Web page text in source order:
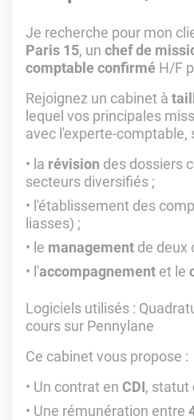
Je recherche pour mon
Paris 15, un chef de
comptable confirmé H/F
Rejoignez un cabinet à
lequel vos principales
avec l'experte-comptable,
la révision des dossiers
secteurs diversifiés ;
l'établissement des
liasses) ;
le management de deux
l'accompagnement et le
Logiciels utilisés :
cours sur Pennylane
Ce cabinet vous propose :
Un contrat en CDI, statut
Une rémunération entre